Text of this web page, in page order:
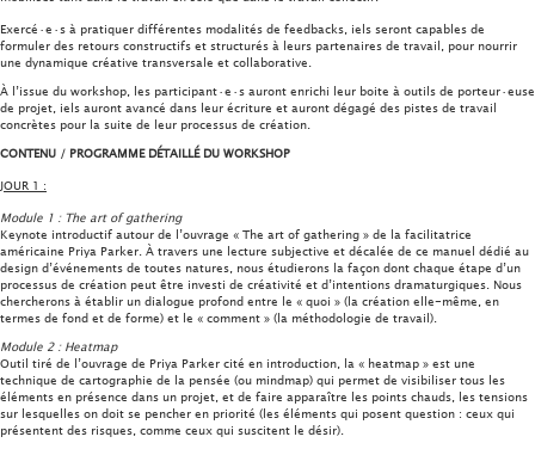
Exercé·e·s à pratiquer différentes modalités de feedbacks, iels seront capables de
formuler des retours constructifs et structurés à leurs partenaires de travail, pour nourrir
une dynamique créative transversale et collaborative.
À l’issue du workshop, les participant·e·s auront enrichi leur boite à outils de porteur·euse
de projet, iels auront avancé dans leur écriture et auront dégagé des pistes de travail
concrètes pour la suite de leur processus de création.
CONTENU / PROGRAMME DÉTAILLÉ DU WORKSHOP
JOUR 1 :
Module 1 : The art of gathering
Keynote introductif autour de l’ouvrage « The art of gathering » de la facilitatrice
américaine Priya Parker. À travers une lecture subjective et décalée de ce manuel dédié au
design d’événements de toutes natures, nous étudierons la façon dont chaque étape d’un
processus de création peut être investi de créativité et d’intentions dramaturgiques. Nous
chercherons à établir un dialogue profond entre le « quoi » (la création elle-même, en
termes de fond et de forme) et le « comment » (la méthodologie de travail).
Module 2 : Heatmap
Outil tiré de l’ouvrage de Priya Parker cité en introduction, la « heatmap » est une
technique de cartographie de la pensée (ou mindmap) qui permet de visibiliser tous les
éléments en présence dans un projet, et de faire apparaître les points chauds, les tensions
sur lesquelles on doit se pencher en priorité (les éléments qui posent question : ceux qui
présentent des risques, comme ceux qui suscitent le désir).